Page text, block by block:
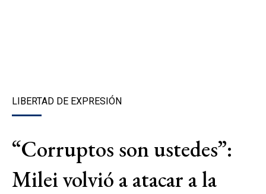
LIBERTAD DE EXPRESIÓN
“Corruptos son ustedes”:
Milei volvió a atacar a la